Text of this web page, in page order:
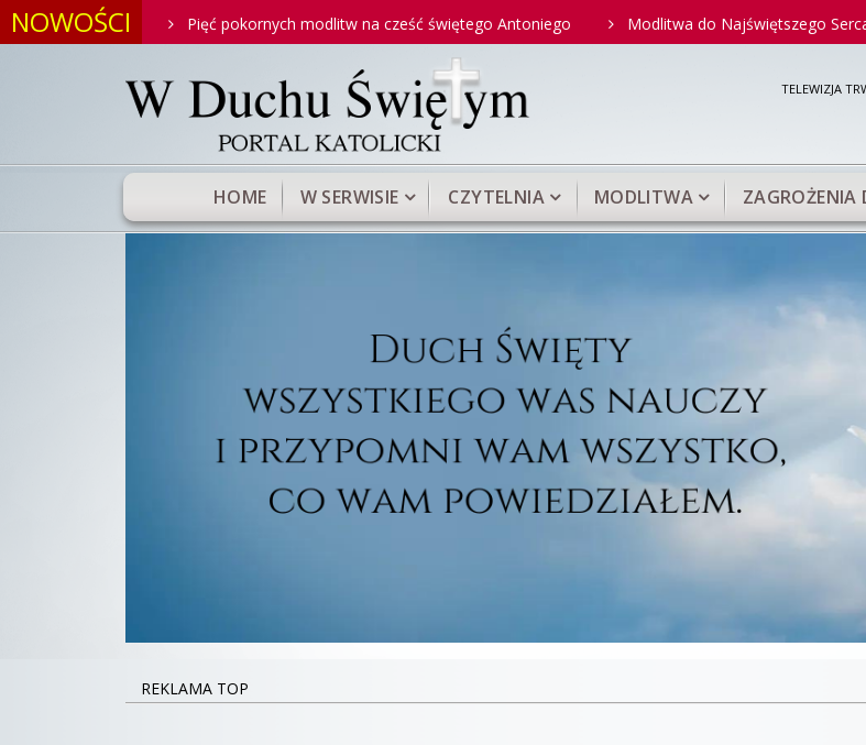
NOWOŚCIPięć pokornych modlitw na cześć świętego Antoniego Modlitwa do Najświętszego Serca Jezusa
TELEWIZJA
HOME W SERWISIE CZYTELNIA MODLITWA ZAGROŻENIA
REKLAMA TOP